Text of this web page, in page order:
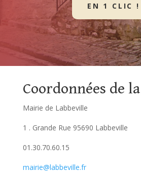
EN 1 CLIC !
Coordonnées de
Mairie de Labbeville
1 . Grande Rue 95690 Labbeville
01.30.70.60.15
mairie@labbeville.fr